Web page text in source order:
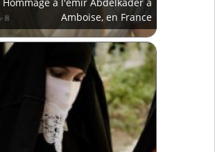
Amboise, en France